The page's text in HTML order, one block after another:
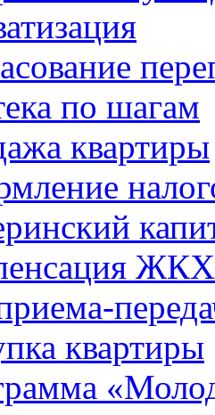
по шагам
квартиры
ЖКХ
квартиры